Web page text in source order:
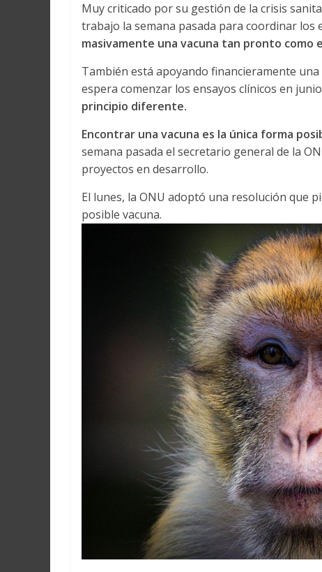
Muy criticado por su gestión de la crisis
trabajo la semana pasada para coordinar los
masivamente una vacuna tan pronto como
También está apoyando financieramente
espera comenzar los ensayos clínicos en
principio diferente.
Encontrar una vacuna es la única forma
semana pasada el secretario general de la
proyectos en desarrollo.
El lunes, la ONU adoptó una resolución que
posible vacuna.